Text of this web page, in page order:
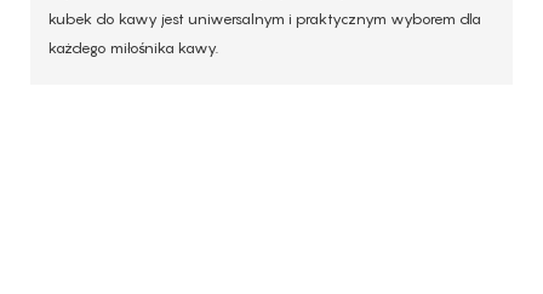
kubek do kawy jest uniwersalnym i praktycznym wyborem dla
każdego miłośnika kawy.